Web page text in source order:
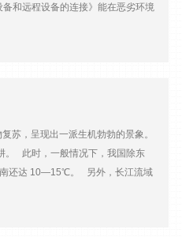
和远程设备的连接》能在恶劣环境
232、USB等通信协议。
与NL116，NL121连用或与
式键盘显示器是固定在数据采集器
CR200X系列和CR9000X数据采集
使用CRBasic为数据采集器编写测
殊指令，还支持复杂的函数表达式
苏，呈现出一派生机勃勃的景象。
。 此时，一般情况下，我国除东
南还达 10—15℃。 另外，长江流域
气息弥漫在空气中。同时，随着气